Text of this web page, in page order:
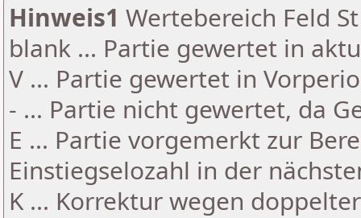
Hinweis1 Wertebereich Feld
blank ... Partie gewertet in
V ... Partie gewertet in
- ... Partie nicht gewertet, da
E ... Partie vorgemerkt zur
Einstiegselozahl in der
K ... Korrektur wegen